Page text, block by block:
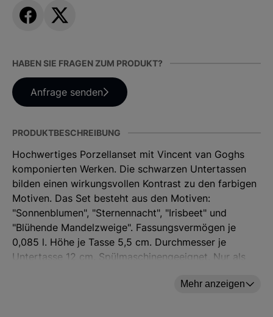
HABEN SIE FRAGEN ZUM PRODUKT?
Anfrage senden
PRODUKTBESCHREIBUNG
Hochwertiges Porzellanset mit Vincent van Goghs
komponierten Werken. Die schwarzen Untertassen
bilden einen wirkungsvollen Kontrast zu den farbigen
Motiven. Das Set besteht aus den Motiven:
"Sonnenblumen", "Sternennacht", "Irisbeet" und
"Blühende Mandelzweige". Fassungsvermögen je
0,085 l. Höhe je Tasse 5,5 cm. Durchmesser je
Untertasse 12 cm. Spülmaschinengeeignet. Nur als
Mehr anzeigen